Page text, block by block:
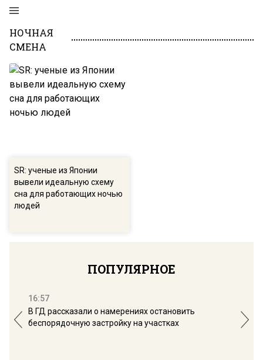
НОЧНАЯ
СМЕНА
SR: ученые из Японии
вывели идеальную схему
сна для работающих ночью
людей
ПОПУЛЯРНОЕ
16:57
В ГД рассказали о намерениях остановить
беспорядочную застройку на участках